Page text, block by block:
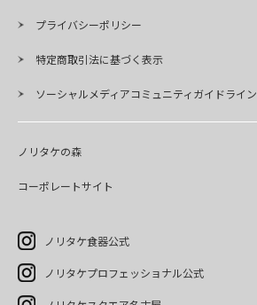
プライバシーポリシー
特定商取引法に基づく表示
ソーシャルメディアコミュニティガイドライン
ノリタケの森
コーポレートサイト
ノリタケ食器公式
ノリタケプロフェッショナル公式